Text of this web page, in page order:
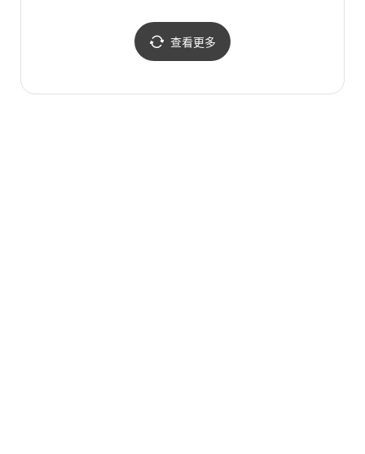
아울렛 천안아산점)
查看更多